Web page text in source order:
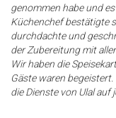
genommen habe und
Küchenchef bestätigte
durchdachte und
der Zubereitung mit
Wir haben die
Gäste waren
die Dienste von Ulal auf